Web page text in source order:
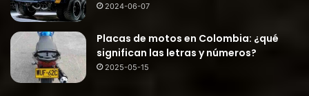
2024-06-07
Placas de motos en Colombia: ¿qué
significan las letras y números?
2025-05-15